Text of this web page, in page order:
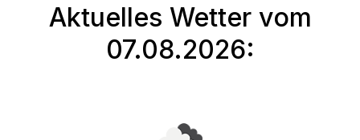
Aktuelles Wetter vom
07.08.2026: